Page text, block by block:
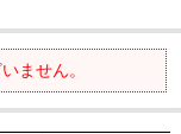
ません。